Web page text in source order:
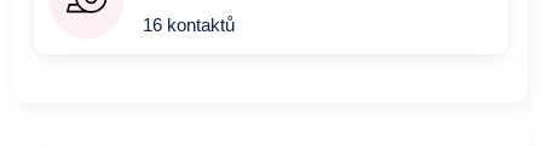
16 kontaktů